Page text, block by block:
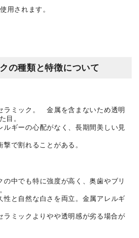
用されます。
の種類と特徴について
ラミック。 金属を含まないため透明
た目。
ルギーの心配がなく、長期間美しい見
撃で割れることがある。
の中でも特に強度が高く、奥歯やブリ
性と自然な白さを両立。金属アレルギ
ラミックよりやや透明感が劣る場合が